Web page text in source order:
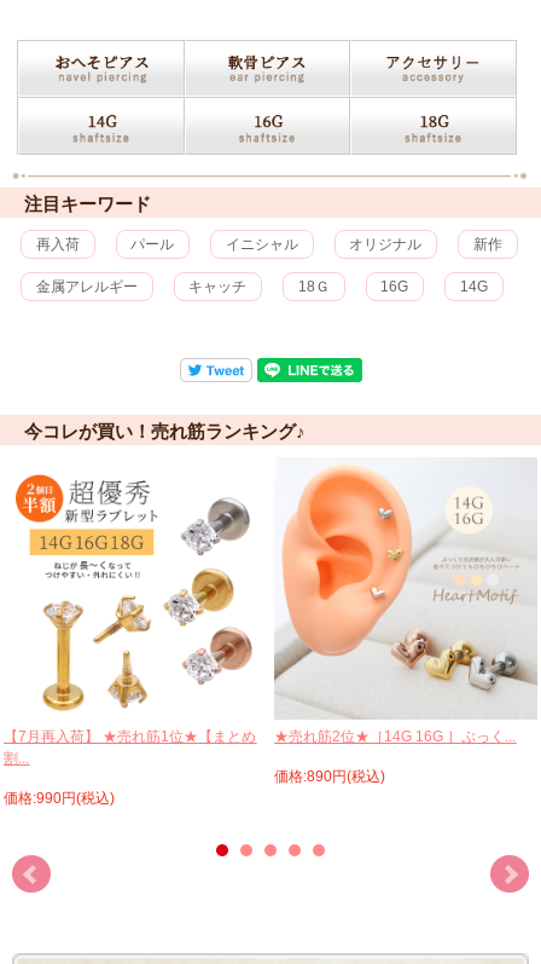
注目キーワード
再入荷 パール イニシャル オリジナル 新作
金属アレルギー キャッチ 18Ｇ 16G 14G
今コレが買い！売れ筋ランキング♪
【7月再入荷】 ★売れ筋1位★【まとめ
割...
価格:990円(税込)
★売れ筋2位★［14G 16G ］ぷっく...
価格:890円(税込)